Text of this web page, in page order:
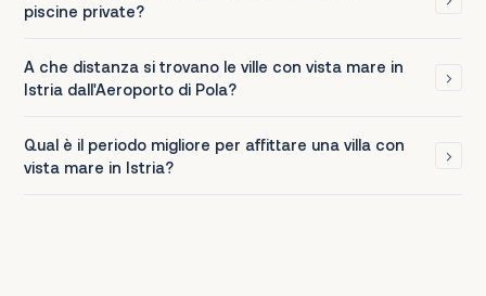
piscine private?
A che distanza si trovano le ville con vista mare in
Istria dall'Aeroporto di Pola?
Qual è il periodo migliore per affittare una villa con
vista mare in Istria?